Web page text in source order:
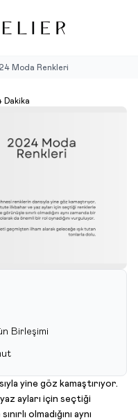
Moda Renkleri
Dakika
Birleşimi
yine göz kamaştırıyor.
ayları için seçtiği
olmadığını aynı